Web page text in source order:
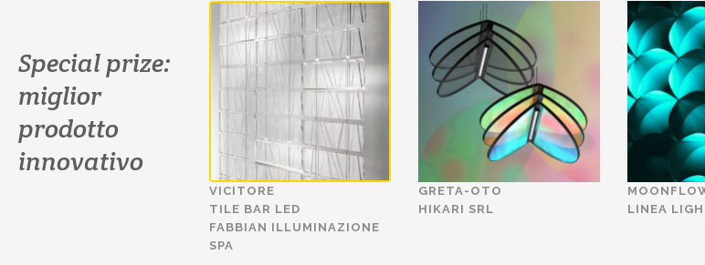
Special prize:
miglior
prodotto
innovativo
VICITORE
TILE BAR LED
FABBIAN ILLUMINAZIONE
SPA
GRETA-OTO
HIKARI SRL
LINEA